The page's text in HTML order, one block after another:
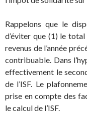
Rappelons que le
d’éviter que (1) le
revenus de l’année
contribuable. Dans
effectivement le
de l’ISF. Le
prise en compte des
le calcul de l’ISF.